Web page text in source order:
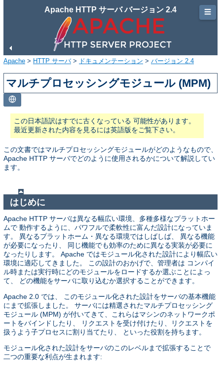
Apache HTTP サーバ バージョン 2.4
Apache > HTTP サーバ> ドキュメンテーション > バージョン 2.4
マルチプロセッシングモジュール (MPM)
この日本語訳はすでに古くなっている 可能性があります。
最近更新された内容を見るには英語版をご覧下さい。
この文書ではマルチプロセッシングモジュールがどのようなもので、
Apache HTTP サーバでどのように使用されるかについて解説してい
ます。
はじめに
Apache HTTP サーバは異なる幅広い環境、多種多様なプラットホー
ムで 動作するように、パワフルで柔軟性に富んだ設計になっていま
す。 異なるプラットホーム・異なる環境ではしばしば、 異なる機能
が必要になったり、 同じ機能でも効率のために異なる実装が必要に
なったりします。 Apache ではモジュール化された設計により幅広い
環境に適応してきました。 この設計のおかげで、管理者は コンパイ
ル時または実行時にどのモジュールをロードするか選ぶことによっ
て、 どの機能をサーバに取り込むか選択することができます。
Apache 2.0 では、 このモジュール化された設計をサーバの基本機能
にまで拡張しました。 サーバには精選されたマルチプロセッシング
モジュール (MPM) が付いてきて、これらはマシンのネットワークポ
ートをバインドしたり、 リクエストを受け付けたり、リクエストを
扱うよう子プロセスに割り当てたり、 といった役割を持ちます。
モジュール化された設計をサーバのこのレベルまで拡張することで
二つの重要な利点が生まれます:
☰